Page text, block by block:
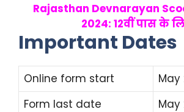
Rajasthan Devnarayan
2024: 12वीं पास के
Important Dates
Online form start
May
Form last date
May